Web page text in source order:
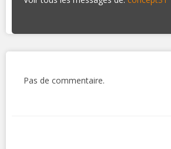
Pas de commentaire.